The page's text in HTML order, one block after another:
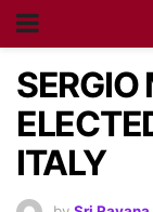
SERGIO
ITALY